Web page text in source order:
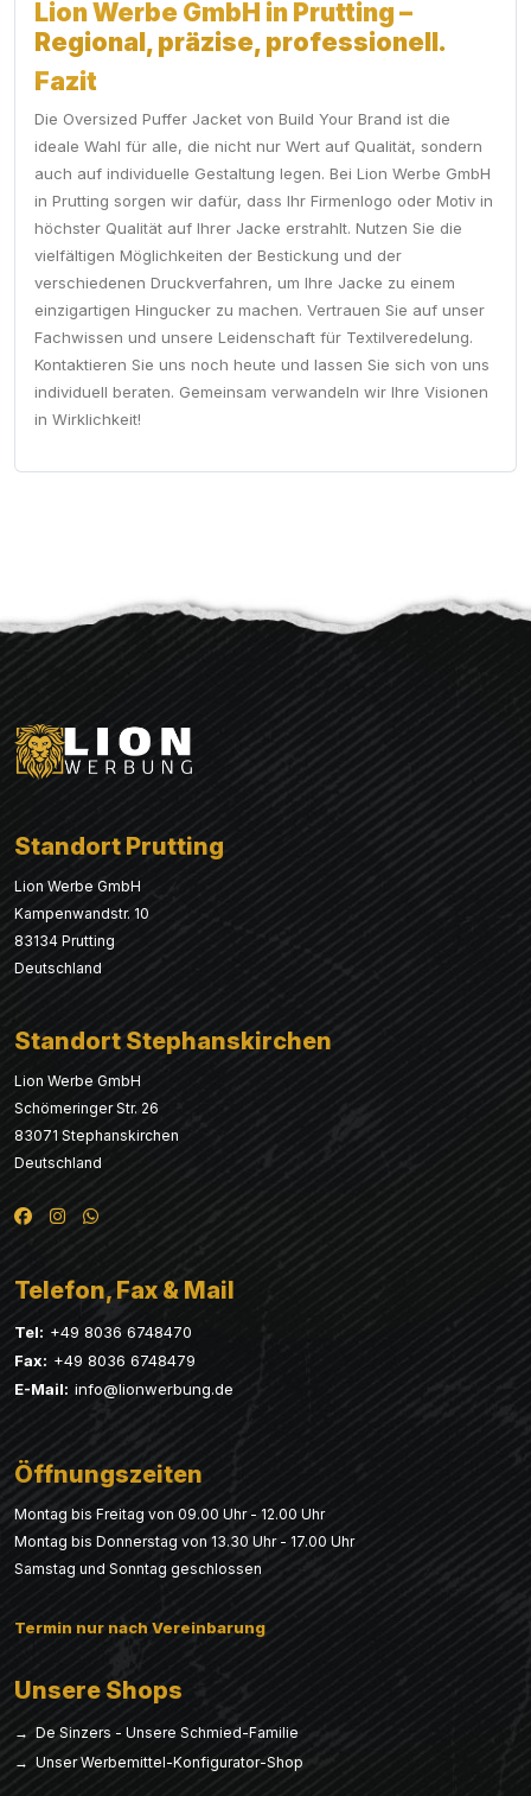
Lion Werbe GmbH in Prutting –
Regional, präzise, professionell.
Fazit
Die Oversized Puffer Jacket von Build Your Brand ist die
ideale Wahl für alle, die nicht nur Wert auf Qualität, sondern
auch auf individuelle Gestaltung legen. Bei Lion Werbe GmbH
in Prutting sorgen wir dafür, dass Ihr Firmenlogo oder Motiv in
höchster Qualität auf Ihrer Jacke erstrahlt. Nutzen Sie die
vielfältigen Möglichkeiten der Bestickung und der
verschiedenen Druckverfahren, um Ihre Jacke zu einem
einzigartigen Hingucker zu machen. Vertrauen Sie auf unser
Fachwissen und unsere Leidenschaft für Textilveredelung.
Kontaktieren Sie uns noch heute und lassen Sie sich von uns
individuell beraten. Gemeinsam verwandeln wir Ihre Visionen
in Wirklichkeit!
Standort Prutting
Lion Werbe GmbH
Kampenwandstr. 10
83134 Prutting
Deutschland
Standort Stephanskirchen
Lion Werbe GmbH
Schömeringer Str. 26
83071 Stephanskirchen
Deutschland
Telefon, Fax & Mail
Tel: +49 8036 6748470
Fax: +49 8036 6748479
E-Mail: info@lionwerbung.de
Öffnungszeiten
Montag bis Freitag von 09.00 Uhr - 12.00 Uhr
Montag bis Donnerstag von 13.30 Uhr - 17.00 Uhr
Samstag und Sonntag geschlossen
Termin nur nach Vereinbarung
Unsere Shops
→ De Sinzers - Unsere Schmied-Familie
→ Unser Werbemittel-Konfigurator-Shop